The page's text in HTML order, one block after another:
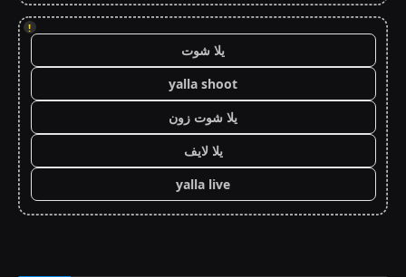
!
يلا شوت
yalla shoot
يلا شوت زون
يلا لايف
yalla live